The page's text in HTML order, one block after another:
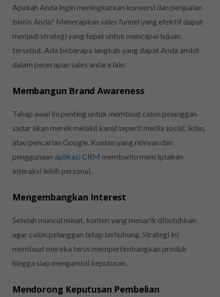
Apakah Anda ingin meningkatkan konversi dan penjualan
bisnis Anda? Menerapkan sales funnel yang efektif dapat
menjadi strategi yang tepat untuk mencapai tujuan
tersebut. Ada beberapa langkah yang dapat Anda ambil
dalam penerapan sales antara lain:
Membangun Brand Awareness
Tahap awal ini penting untuk membuat calon pelanggan
sadar akan merek melalui kanal seperti media sosial, iklan,
atau pencarian Google. Konten yang relevan dan
penggunaan aplikasi CRM membantu menciptakan
interaksi lebih personal.
Mengembangkan Interest
Setelah muncul minat, konten yang menarik dibutuhkan
agar calon pelanggan tetap terhubung. Strategi ini
membuat mereka terus mempertimbangkan produk
hingga siap mengambil keputusan.
Mendorong Keputusan Pembelian